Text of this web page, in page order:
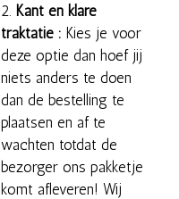
2. Kant en klare
traktatie : Kies je voor
deze optie dan hoef jij
niets anders te doen
dan de bestelling te
plaatsen en af te
wachten totdat de
bezorger ons pakketje
komt afleveren! Wij